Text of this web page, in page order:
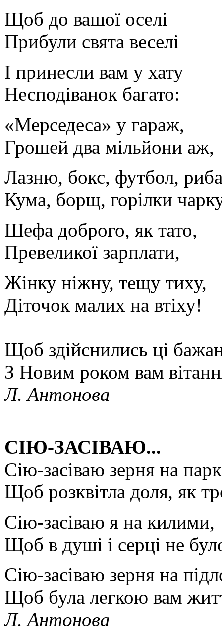
Щоб до вашої оселі
Прибули свята веселі
І принесли вам у хату
Несподіванок багато:
«Мерседеса» у гараж,
Грошей два мільйони аж,
Лазню, бокс, футбол,
Кума, борщ, горілки
Шефа доброго, як тато,
Превеликої зарплати,
Жінку ніжну, тещу тиху,
Діточок малих на втіху!
Щоб здійснились ці
З Новим роком вам
Л. Антонова
СІЮ-ЗАСІВАЮ...
Сію-засіваю зерня на
Щоб розквітла доля, як
Сію-засіваю я на килими,
Щоб в душі і серці не
Сію-засіваю зерня на
Щоб була легкою вам
Л. Антонова